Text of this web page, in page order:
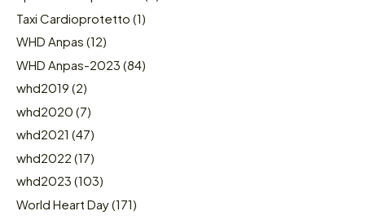
Taxi Cardioprotetto (1)
WHD Anpas (12)
WHD Anpas-2023 (84)
whd2019 (2)
whd2020 (7)
whd2021 (47)
whd2022 (17)
whd2023 (103)
World Heart Day(171)